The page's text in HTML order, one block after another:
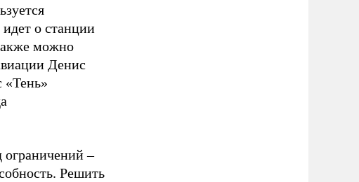
о станции
можно
Денис
«Тень»
ограничений –
Решить